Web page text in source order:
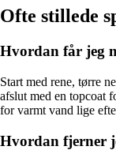
Ofte stillede
Hvordan får jeg
Start med rene, tørre
afslut med en topcoat
for varmt vand lige
Hvordan fjerner